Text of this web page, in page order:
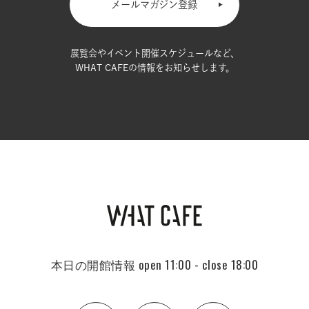
メールマガジン登録
展覧会やイベント開催スケジュールなど、
WHAT CAFEの情報をお知らせします。
本日の開館情報 open 11:00 - close 18:00